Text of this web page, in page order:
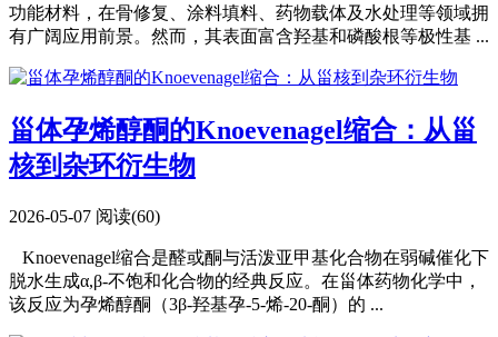
功能材料，在骨修复、涂料填料、药物载体及水处理等领域拥
有广阔应用前景。然而，其表面富含羟基和磷酸根等极性基 ...
甾体孕烯醇酮的Knoevenagel缩合：从甾
核到杂环衍生物
2026-05-07 阅读(60)
Knoevenagel缩合是醛或酮与活泼亚甲基化合物在弱碱催化下
脱水生成α,β-不饱和化合物的经典反应。在甾体药物化学中，
该反应为孕烯醇酮（3β-羟基孕-5-烯-20-酮）的 ...